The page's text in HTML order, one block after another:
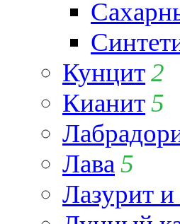
Кунцит2
Кианит5
Лава 5
Лазурит